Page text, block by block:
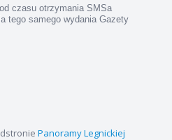
czasu otrzymania SMSa
tego samego wydania Gazety
Panoramy Legnickiej